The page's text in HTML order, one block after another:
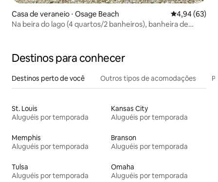
Casa de veraneio ⋅ Osage Beach 4,94 de uma
4,94 (63)
Na beira do lago (4 quartos/2 banheiros), banheira de
Destinos para conhecer
Destinos perto de você Outros tipos de acomodações
St. Louis
Aluguéis por temporada
Kansas City
Aluguéis por temporada
Memphis
Aluguéis por temporada
Branson
Aluguéis por temporada
Tulsa
Aluguéis por temporada
Omaha
Aluguéis por temporada